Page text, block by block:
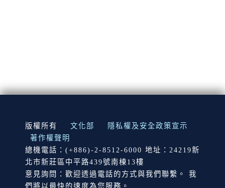
:::
版權所有 文化部
隱私權及安全政策宣示
著作權聲明
總機電話：(+886)-2-8512-6000 地址：24219新
北市新莊區中平路439號南棟13樓
意見詢問：歡迎透過電話的方式與我們聯繫。 我
們將以最快的速度為您服務。